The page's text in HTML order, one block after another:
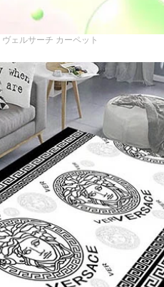
ヴェルサーチ カーペット